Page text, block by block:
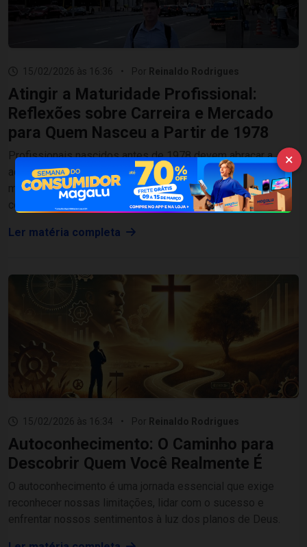
×
15/02/2026 às 16:36 • Por Reinaldo Rodrigues
Atingir a Maturidade Profissional:
Reflexões sobre Carreira e Mercado
para Quem Nasceu a Partir de 1978
Profissionais nascidos antes de 1978 devem abraçar a
adaptação contínua, valorizando sua experiência e
maturidade para se manterem relevantes no mercado em
constante mudança.
Ler matéria completa
15/02/2026 às 16:34 • Por Reinaldo Rodrigues
Autoconhecimento: O Caminho para
Descobrir Quem Você Realmente É
O autoconhecimento é uma jornada essencial que exige
reconhecer nossas limitações, lidar com o sucesso e
enfrentar nossos sentimentos à luz dos planos de Deus.